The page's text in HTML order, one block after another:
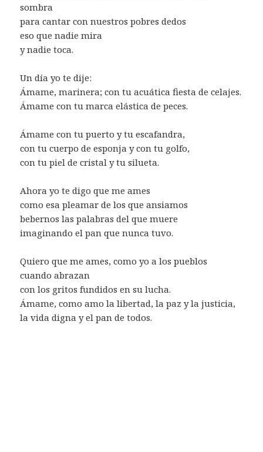
sombra
para cantar con nuestros pobres dedos
eso que nadie mira
y nadie toca.
Un día yo te dije:
Ámame, marinera; con tu acuática fiesta de celajes.
Ámame con tu marca elástica de peces.
Ámame con tu puerto y tu escafandra,
con tu cuerpo de esponja y con tu golfo,
con tu piel de cristal y tu silueta.
Ahora yo te digo que me ames
como esa pleamar de los que ansiamos
bebernos las palabras del que muere
imaginando el pan que nunca tuvo.
Quiero que me ames, como yo a los pueblos
cuando abrazan
con los gritos fundidos en su lucha.
Ámame, como amo la libertad, la paz y la justicia,
la vida digna y el pan de todos.